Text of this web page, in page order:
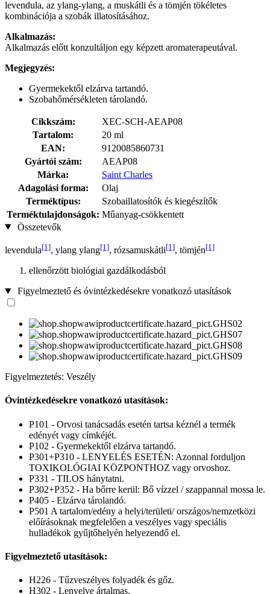
levendula, az ylang-ylang, a muskátli és a tömjén tökéletes
kombinációja a szobák illatosításához.
Alkalmazás:
Alkalmazás előtt konzultáljon egy képzett aromaterapeutával.
Megjegyzés:
Gyermekektől elzárva tartandó.
Szobahőmérsékleten tárolandó.
Cikkszám:
XEC-SCH-AEAP08
Tartalom:
20 ml
EAN:
9120085860731
Gyártói szám:
AEAP08
Márka:
Saint Charles
Adagolási forma:
Olaj
Terméktípus:
Szobaillatosítók és kiegészítők
Terméktulajdonságok: Műanyag-csökkentett
Összetevők
levendula[1], ylang ylang[1], rózsamuskátli[1], tömjén[1]
ellenőrzött biológiai gazdálkodásból
Figyelmeztető és óvintézkedésekre vonatkozó utasítások
Figyelmeztetés: Veszély
Óvintézkedésekre vonatkozó utasítások:
P101 - Orvosi tanácsadás esetén tartsa kéznél a termék
edényét vagy címkéjét.
P102 - Gyermekektől elzárva tartandó.
P301+P310 - LENYELÉS ESETÉN: Azonnal forduljon
TOXIKOLÓGIAI KÖZPONTHOZ vagy orvoshoz.
P331 - TILOS hánytatni.
P302+P352 - Ha bőrre kerül: Bő vízzel / szappannal mossa le.
P405 - Elzárva tárolandó.
P501 A tartalom/edény a helyi/területi/ országos/nemzetközi
előírásoknak megfelelően a veszélyes vagy speciális
hulladékok gyűjtőhelyén helyezendő el.
Figyelmeztető utasítások:
H226 - Tűzveszélyes folyadék és gőz.
H302 - Lenyelve ártalmas.